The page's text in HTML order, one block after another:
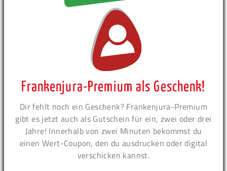
Frankenjura-Premium als Geschenk!
Dir fehlt noch ein Geschenk? Frankenjura-Premium
gibt es jetzt auch als Gutschein für ein, zwei oder drei
Jahre! Innerhalb von zwei Minuten bekommst du
einen Wert-Coupon, den du ausdrucken oder digital
verschicken kannst.